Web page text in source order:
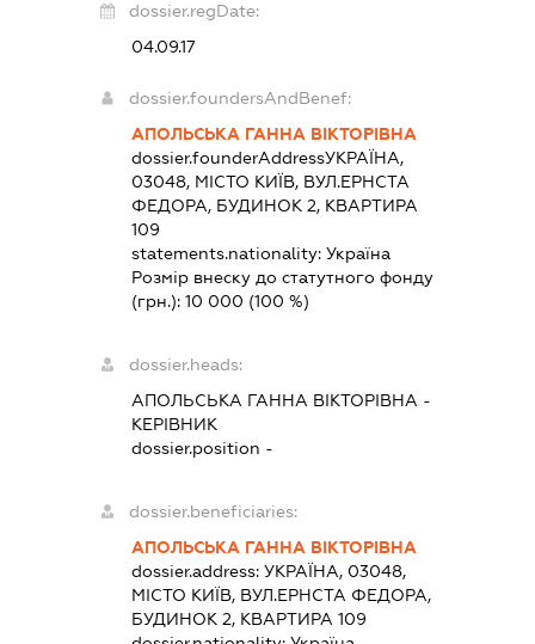
dossier.regDate:
04.09.17
dossier.foundersAndBenef:
АПОЛЬСЬКА ГАННА ВІКТОРІВНА
dossier.founderAddressУКРАЇНА,
03048, МІСТО КИЇВ, ВУЛ.ЕРНСТА
ФЕДОРА, БУДИНОК 2, КВАРТИРА
109
statements.nationality:Україна
Розмір внеску до статутного фонду
(грн.):10 000 (100 %)
dossier.heads:
АПОЛЬСЬКА ГАННА ВІКТОРІВНА -
КЕРІВНИК
dossier.position -
dossier.beneficiaries:
АПОЛЬСЬКА ГАННА ВІКТОРІВНА
dossier.address:УКРАЇНА, 03048,
МІСТО КИЇВ, ВУЛ.ЕРНСТА ФЕДОРА,
БУДИНОК 2, КВАРТИРА 109